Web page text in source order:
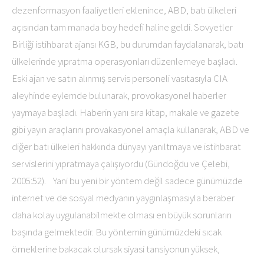
dezenformasyon faaliyetleri eklenince, ABD, batı ülkeleri
açısından tam manada boy hedefi haline geldi. Sovyetler
Birliği istihbarat ajansı KGB, bu durumdan faydalanarak, batı
ülkelerinde yıpratma operasyonları düzenlemeye başladı.
Eski ajan ve satın alınmış servis personeli vasıtasıyla CIA
aleyhinde eylemde bulunarak, provokasyonel haberler
yaymaya başladı. Haberin yanı sıra kitap, makale ve gazete
gibi yayın araçlarını provakasyonel amaçla kullanarak, ABD ve
diğer batı ülkeleri hakkında dünyayı yanıltmaya ve istihbarat
servislerini yıpratmaya çalışıyordu (Gündoğdu ve Çelebi,
2005:52). Yani bu yeni bir yöntem değil sadece günümüzde
internet ve de sosyal medyanın yaygınlaşmasıyla beraber
daha kolay uygulanabilmekte olması en büyük sorunların
başında gelmektedir. Bu yöntemin günümüzdeki sıcak
örneklerine bakacak olursak siyasi tansiyonun yüksek,